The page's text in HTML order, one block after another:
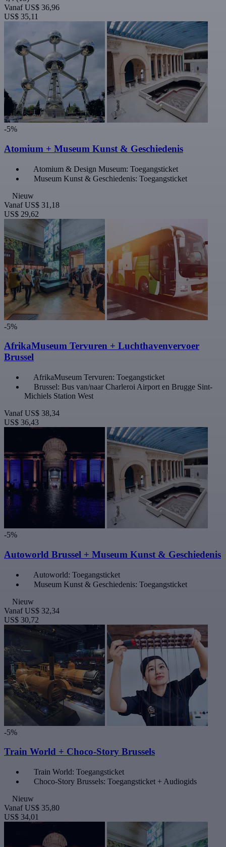
Vanaf US$ 36,96
US$ 35,11
-5%
Atomium + Museum Kunst & Geschiedenis
Atomium & Design Museum: Toegangsticket
Museum Kunst & Geschiedenis: Toegangsticket
Nieuw
Vanaf US$ 31,18
US$ 29,62
-5%
AfrikaMuseum Tervuren + Luchthavenvervoer
Brussel
AfrikaMuseum Tervuren: Toegangsticket
Brussel: Bus van/naar Charleroi Airport en Brugge Sint-
Michiels Station West
Vanaf US$ 38,34
US$ 36,43
-5%
Autoworld Brussel + Museum Kunst & Geschiedenis
Autoworld: Toegangsticket
Museum Kunst & Geschiedenis: Toegangsticket
Nieuw
Vanaf US$ 32,34
US$ 30,72
-5%
Train World + Choco-Story Brussels
Train World: Toegangsticket
Choco-Story Brussels: Toegangsticket + Audiogids
Nieuw
Vanaf US$ 35,80
US$ 34,01